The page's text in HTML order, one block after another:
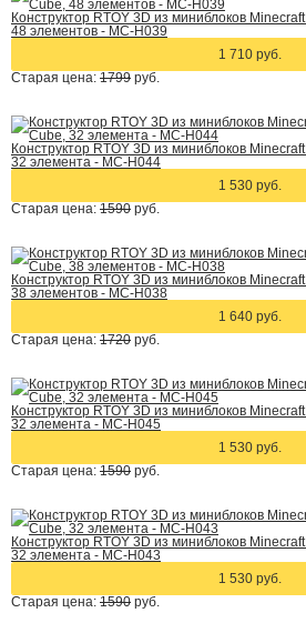
Конструктор RTOY 3D из миниблоков
48 элементов - MC-H039
1 710 руб.
Старая цена: 1799 руб.
Конструктор RTOY 3D из миниблоков
32 элемента - MC-H044
1 530 руб.
Старая цена: 1590 руб.
Конструктор RTOY 3D из миниблоков
38 элементов - MC-H038
1 640 руб.
Старая цена: 1720 руб.
Конструктор RTOY 3D из миниблоков
32 элемента - MC-H045
1 530 руб.
Старая цена: 1590 руб.
Конструктор RTOY 3D из миниблоков
32 элемента - MC-H043
1 530 руб.
Старая цена: 1590 руб.